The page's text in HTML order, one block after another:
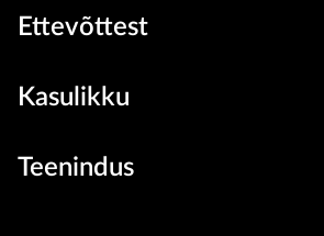
Ettevõttest
Kasulikku
Teenindus